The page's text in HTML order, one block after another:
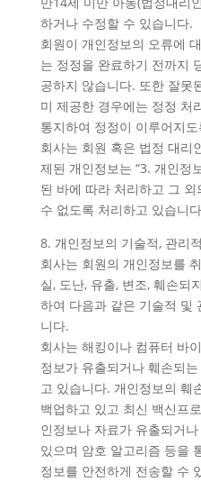
하거나 수정할 수 있습니다.
회원이 개인정보의 오류에
는 정정을 완료하기 전까지
공하지 않습니다. 또한 잘못
미 제공한 경우에는 정정 처
통지하여 정정이 이루어지
회사는 회원 혹은 법정 대리
제된 개인정보는 “3. 개인정
된 바에 따라 처리하고 그
수 없도록 처리하고 있습니
8. 개인정보의 기술적, 관리
회사는 회원의 개인정보를
실, 도난, 유출, 변조, 훼손되
하여 다음과 같은 기술적 및
니다.
회사는 해킹이나 컴퓨터 바
정보가 유출되거나 훼손되
고 있습니다. 개인정보의 훼
백업하고 있고 최신 백신프
인정보나 자료가 유출되거
있으며 암호 알고리즘 등을
정보를 안전하게 전송할 수